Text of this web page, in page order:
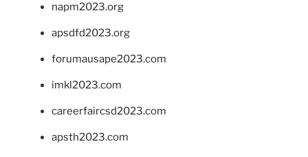
napm2023.org
apsdfd2023.org
forumausape2023.com
imkl2023.com
careerfaircsd2023.com
apsth2023.com